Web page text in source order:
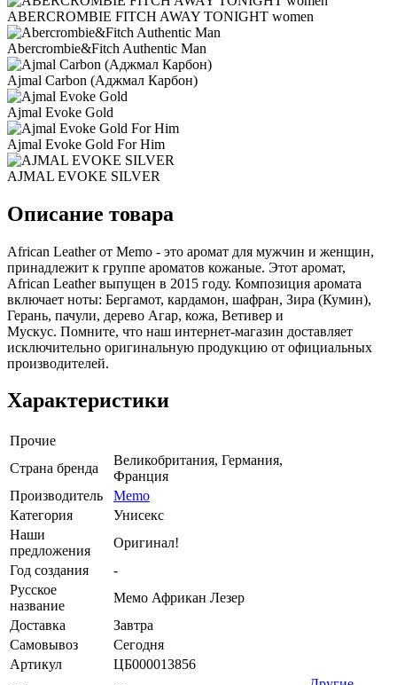
ABERCROMBIE FITCH AWAY TONIGHT women
Abercrombie&Fitch Authentic Man
Ajmal Carbon (Аджмал Карбон)
Ajmal Evoke Gold
Ajmal Evoke Gold For Him
AJMAL EVOKE SILVER
Описание товара
African Leather от Memo - это аромат для мужчин и женщин,
принадлежит к группе ароматов кожаные. Этот аромат,
African Leather выпущен в 2015 году. Композиция аромата
включает ноты: Бергамот, кардамон, шафран, Зира (Кумин),
Герань, пачули, дерево Агар, кожа, Ветивер и
Мускус. Помните, что наш интернет-магазин доставляет
исключительно оригинальную продукцию от официальных
производителей.
Характеристики
Прочие
Страна бренда
Великобритания, Германия,
Франция
Производитель
Memo
Категория
Унисекс
Наши
предложения
Оригинал!
Год создания
-
Русское
название
Мемо Африкан Лезер
Доставка
Завтра
Самовывоз
Сегодня
Артикул
ЦБ000013856